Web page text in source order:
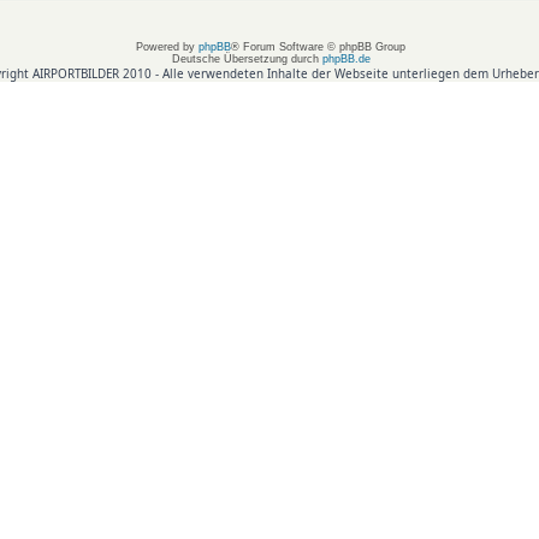
Powered by phpBB® Forum Software © phpBB Group
Deutsche Übersetzung durch phpBB.de
AIRPORTBILDER 2010 - Alle verwendeten Inhalte der Webseite unterliegen dem